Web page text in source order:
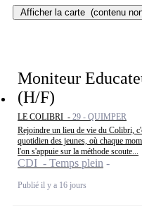
Afficher la carte (contenu
Moniteur
(H/F)
LE COLIBRI - 29 - QUIMPER
Rejoindre un lieu de vie du Colibri,
quotidien des jeunes, où chaque
l'on s'appuie sur la méthode scoute...
CDI - Temps plein
Publié il y a 16 jours